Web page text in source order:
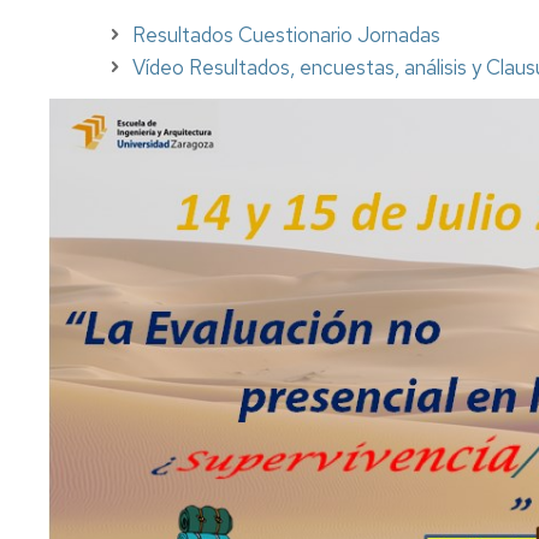
Resultados Cuestionario Jornadas
Vídeo Resultados, encuestas, análisis y